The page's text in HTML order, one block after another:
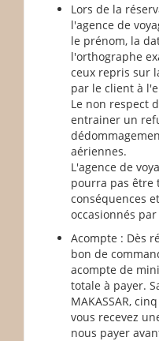
Lors de la
l'agence de
le prénom, la
l'orthographe
ceux repris sur
par le client à
Le non respect
entrainer un
aériennes.
L'agence de
pourra pas être
conséquences
occasionnés
Acompte : Dès
bon de
acompte de
totale à payer.
MAKASSAR,
vous recevez
nous payer